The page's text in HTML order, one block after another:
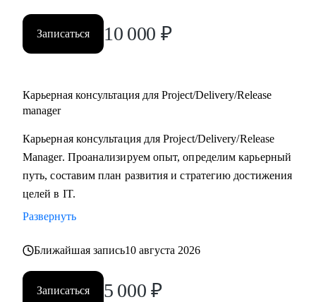
Записаться 10 000 ₽
Карьерная консультация для Project/Delivery/Release
manager
Карьерная консультация для Project/Delivery/Release
Manager. Проанализируем опыт, определим карьерный
путь, составим план развития и стратегию достижения
целей в IT.
Развернуть
Ближайшая запись10 августа 2026
Записаться 5 000 ₽